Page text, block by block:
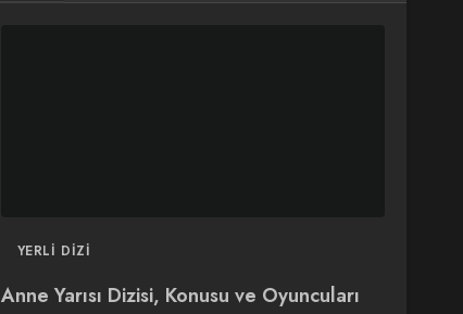
YERLI DIZI
Anne Yarısı Dizisi, Konusu ve Oyuncuları